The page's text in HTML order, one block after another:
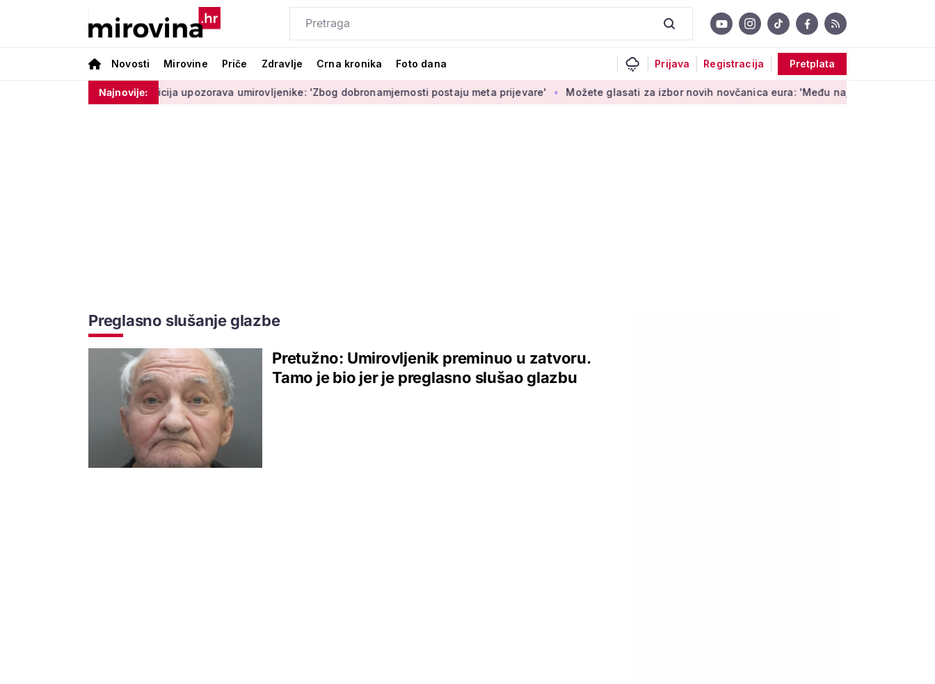
Novosti Mirovine Priče Zdravlje Crna kronika Foto dana Prijava Registracija Pretplata
Najnovije:
Policija upozorava umirovljenike: 'Zbog dobronamjernosti postaju meta prijevare' Možete glasati za izbor novih novčanica eura: 'Među najopipljivijim su izrazima
Preglasno slušanje glazbe
Pretužno: Umirovljenik preminuo u zatvoru.
Tamo je bio jer je preglasno slušao glazbu